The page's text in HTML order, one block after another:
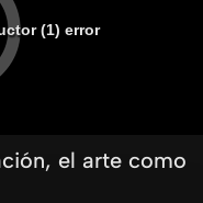
(1) error
el arte como